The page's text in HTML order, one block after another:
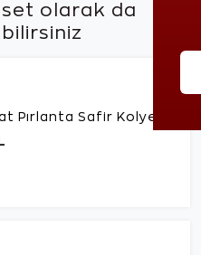
set olarak da
Pırlanta Safir Kolye